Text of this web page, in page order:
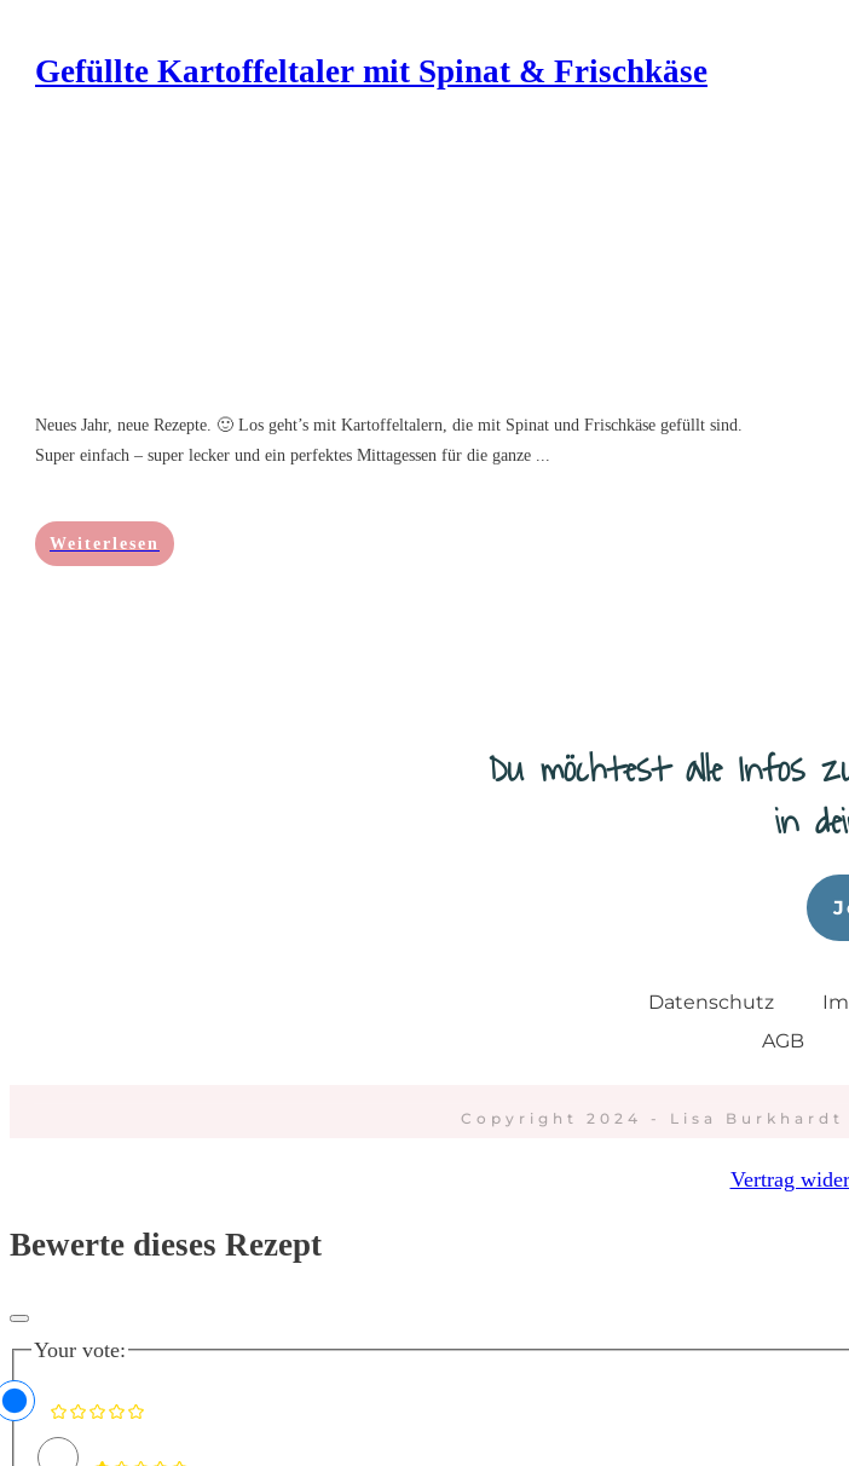
Gefüllte Kartoffeltaler mit Spinat & Frischkäse
Neues Jahr, neue Rezepte. 🙂 Los geht’s mit Kartoffeltalern, die mit Spinat und Frischkäse gefüllt sind.
Super einfach – super lecker und ein perfektes Mittagessen für die ganze
Weiterlesen
Du möchtest alle Infos
in
Datenschutz
AGB
Copyright 2024 - Lisa
Vertrag
Bewerte dieses Rezept
Your vote: